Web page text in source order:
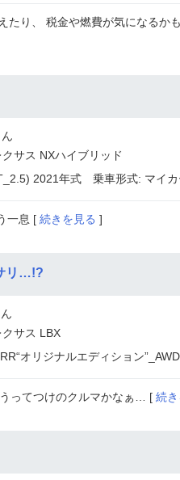
たり、 税金や燃費が気になるか
サス NXハイブリッド
2021年式
乗車形式: マイカ
一息 [ 続きを見る ]
リ…!?
クサス LBX
オリジナルエディション
ってつけのクルマかなぁ… [ 続